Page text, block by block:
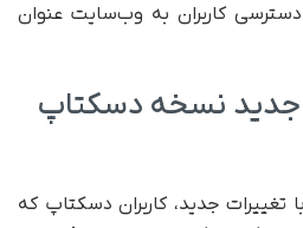
کاربران به وب‌سایت عنوان
جدید نسخه دسکتاپ
تغییرات جدید، کاربران دسکتاپ که